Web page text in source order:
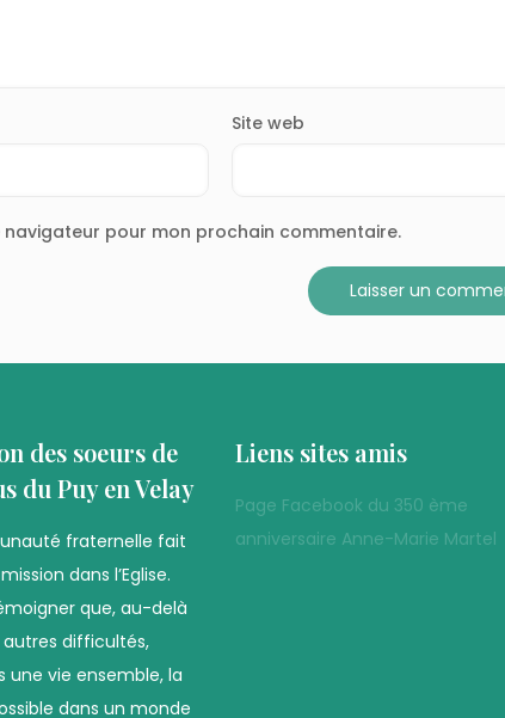
Site web
pour mon prochain commentaire.
des soeurs de
du Puy en Velay
fraternelle fait
dans l’Eglise.
que, au-delà
difficultés,
une vie ensemble, la
dans un monde
Liens sites amis
Page Facebook du 350 ème
anniversaire Anne-Marie Martel